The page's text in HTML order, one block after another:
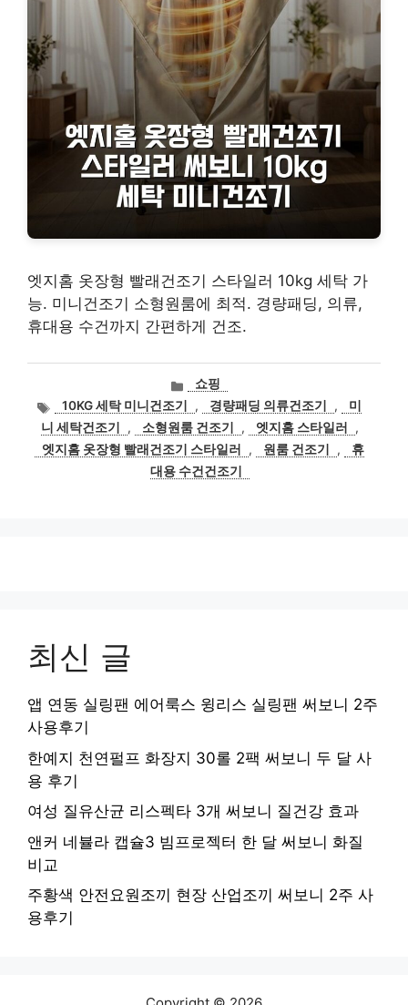
엣지홈 옷장형 빨래건조기 스타일러 10kg 세탁 가
능. 미니건조기 소형원룸에 최적. 경량패딩, 의류,
휴대용 수건까지 간편하게 건조.
카
고
리
쇼핑
태
그
10KG 세탁 미니건조기 , 경량패딩 의류건조기 ,
미
니 세탁건조기
, 소형원룸 건조기 , 엣지홈 스타일러
,
엣지홈 옷장형 빨래건조기 스타일러
, 원룸 건조기 ,
휴
대용 수건건조기
최신 글
앱 연동 실링팬 에어룩스 윙리스 실링팬 써보니 2주
사용후기
한예지 천연펄프 화장지 30롤 2팩 써보니 두 달 사
용 후기
여성 질유산균 리스펙타 3개 써보니 질건강 효과
앤커 네뷸라 캡슐3 빔프로젝터 한 달 써보니 화질
비교
주황색 안전요원조끼 현장 산업조끼 써보니 2주 사
용후기